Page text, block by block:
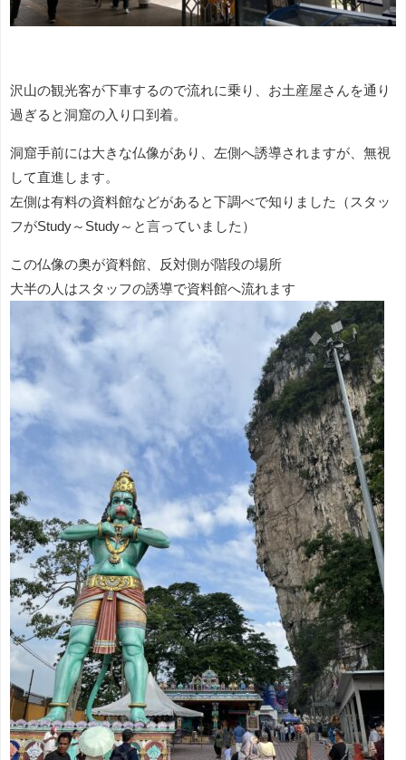
沢山の観光客が下車するので流れに乗り、お土産屋さんを通り
過ぎると洞窟の入り口到着。
洞窟手前には大きな仏像があり、左側へ誘導されますが、無視
して直進します。
左側は有料の資料館などがあると下調べで知りました（スタッ
フがStudy～Study～と言っていました）
この仏像の奥が資料館、反対側が階段の場所
大半の人はスタッフの誘導で資料館へ流れます